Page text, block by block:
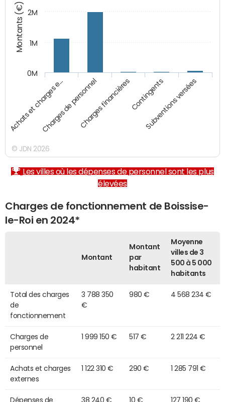
Montants (€)
Achats et charges e…Charges de personnelCharges financièresContingents
Subventions versées
0M
1M
2M
© JDN 2026
Les villes où les dépenses de personnel sont les plus
élevées
Charges de fonctionnement de Boissise-
le-Roi en 2024*
Montant
Montant
par
habitant
Moyenne
villes de 3
500 à 5 000
habitants
Total des charges
de
fonctionnement
3 788 350
€
980 € 4 568 234 €
Charges de
personnel
1 999 150 € 517 € 2 211 224 €
Achats et charges
externes
1 122 310 € 290 € 1 285 791 €
Dépenses de 38 240 € 10 € 127 190 €